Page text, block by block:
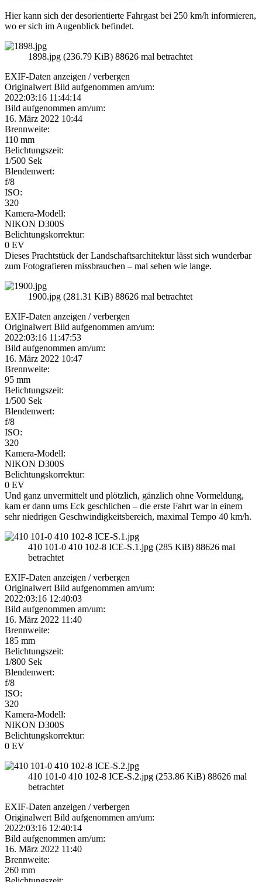
Hier kann sich der desorientierte Fahrgast bei 250 km/h informieren,
wo er sich im Augenblick befindet.
1898.jpg (236.79 KiB) 88626 mal betrachtet
EXIF-Daten anzeigen / verbergen
Originalwert Bild aufgenommen am/um:
2022:03:16 11:44:14
Bild aufgenommen am/um:
16. März 2022 10:44
Brennweite:
110 mm
Belichtungszeit:
1/500 Sek
Blendenwert:
f/8
ISO:
320
Kamera-Modell:
NIKON D300S
Belichtungskorrektur:
0 EV
Dieses Prachtstück der Landschaftsarchitektur lässt sich wunderbar
zum Fotografieren missbrauchen – mal sehen wie lange.
1900.jpg (281.31 KiB) 88626 mal betrachtet
EXIF-Daten anzeigen / verbergen
Originalwert Bild aufgenommen am/um:
2022:03:16 11:47:53
Bild aufgenommen am/um:
16. März 2022 10:47
Brennweite:
95 mm
Belichtungszeit:
1/500 Sek
Blendenwert:
f/8
ISO:
320
Kamera-Modell:
NIKON D300S
Belichtungskorrektur:
0 EV
Und ganz unvermittelt und plötzlich, gänzlich ohne Vormeldung,
kam er dann ums Eck geschlichen – die erste Fahrt war in einem
sehr niedrigen Geschwindigkeitsbereich, maximal Tempo 40 km/h.
410 101-0 410 102-8 ICE-S.1.jpg (285 KiB) 88626 mal
betrachtet
EXIF-Daten anzeigen / verbergen
Originalwert Bild aufgenommen am/um:
2022:03:16 12:40:03
Bild aufgenommen am/um:
16. März 2022 11:40
Brennweite:
185 mm
Belichtungszeit:
1/800 Sek
Blendenwert:
f/8
ISO:
320
Kamera-Modell:
NIKON D300S
Belichtungskorrektur:
0 EV
410 101-0 410 102-8 ICE-S.2.jpg (253.86 KiB) 88626 mal
betrachtet
EXIF-Daten anzeigen / verbergen
Originalwert Bild aufgenommen am/um:
2022:03:16 12:40:14
Bild aufgenommen am/um:
16. März 2022 11:40
Brennweite:
260 mm